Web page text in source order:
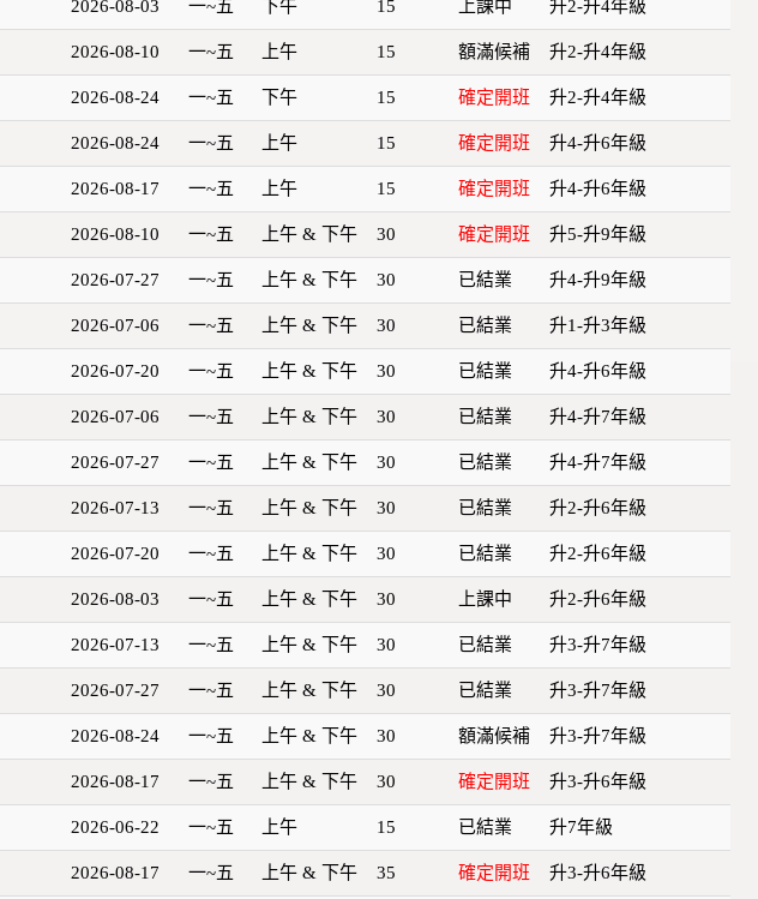
2026-08-03 一~五 下午 15 上課中 升2-升4年級
2026-08-10 一~五 上午 15 額滿候補 升2-升4年級
2026-08-24 一~五 下午 15 確定開班 升2-升4年級
2026-08-24 一~五 上午 15 確定開班 升4-升6年級
2026-08-17 一~五 上午 15 確定開班 升4-升6年級
2026-08-10 一~五 上午 & 下午 30 確定開班 升5-升9年級
2026-07-27 一~五 上午 & 下午 30 已結業 升4-升9年級
2026-07-06 一~五 上午 & 下午 30 已結業 升1-升3年級
2026-07-20 一~五 上午 & 下午 30 已結業 升4-升6年級
2026-07-06 一~五 上午 & 下午 30 已結業 升4-升7年級
2026-07-27 一~五 上午 & 下午 30 已結業 升4-升7年級
2026-07-13 一~五 上午 & 下午 30 已結業 升2-升6年級
2026-07-20 一~五 上午 & 下午 30 已結業 升2-升6年級
2026-08-03 一~五 上午 & 下午 30 上課中 升2-升6年級
2026-07-13 一~五 上午 & 下午 30 已結業 升3-升7年級
2026-07-27 一~五 上午 & 下午 30 已結業 升3-升7年級
2026-08-24 一~五 上午 & 下午 30 額滿候補 升3-升7年級
2026-08-17 一~五 上午 & 下午 30 確定開班 升3-升6年級
2026-06-22 一~五 上午 15 已結業 升7年級
2026-08-17 一~五 上午 & 下午 35 確定開班 升3-升6年級